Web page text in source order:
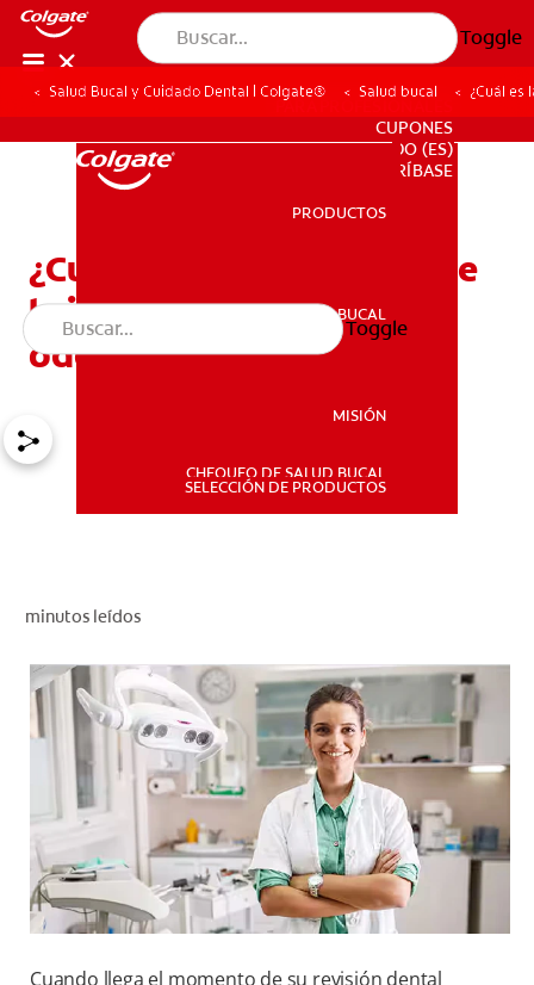
Toggle
SALUD BUCAL
PARA PROFESIONALES
CUPONES
DO (ES)
SUSCRÍBASE
PARA PROFESIONALES
CUPONES
DO (ES)
SUSCRÍBASE
PRODUCTOS
SALUD BUCAL
MISIÓN
CHEQUEO DE SALUD BUCAL
SELECCIÓN DE PRODUCTOS
Toggle
Salud Bucal y Cuidado Dental | Colgate® Salud bucal ¿Cuál
¿Cuál es la diferencia entre
la implantología oral y la
odontología general?
minutos leídos
Cuando llega el momento de su revisión dental